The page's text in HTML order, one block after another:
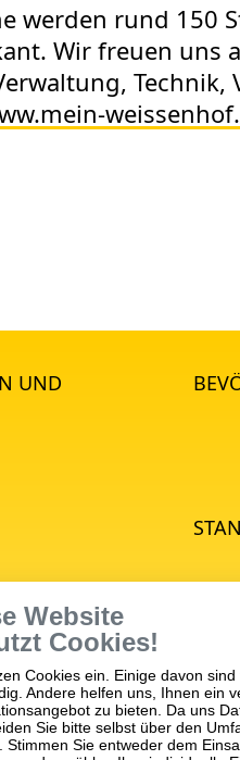
werden rund 150
Wir freuen uns
UND
Medizin
Website
Cookies!
Cookies ein. Einige davon
Andere helfen uns, Ihnen ein
zu bieten. Da uns
Sie bitte selbst über den
Stimmen Sie entweder dem